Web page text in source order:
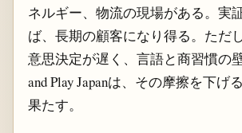
ネルギー、物流の現場がある。実
ば、長期の顧客になり得る。ただ
意思決定が遅く、言語と商習慣の
and Play Japanは、その摩擦を下げ
果たす。